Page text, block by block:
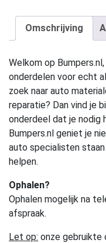
Omschrijving
Welkom op
onderdelen voor echt
zoek naar auto
reparatie? Dan vind je
onderdeel dat je nodig
Bumpers.nl geniet je
auto specialisten
helpen.
Ophalen?
Ophalen mogelijk na
afspraak.
Let op: onze gebruikte